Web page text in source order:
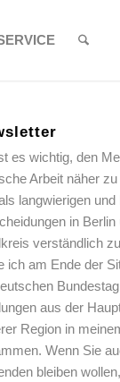
es wichtig, den
Arbeit näher
langwierigen
in Berlin
verständlich
ich am Ende der
aus der
Region in
Wenn Sie
bleiben